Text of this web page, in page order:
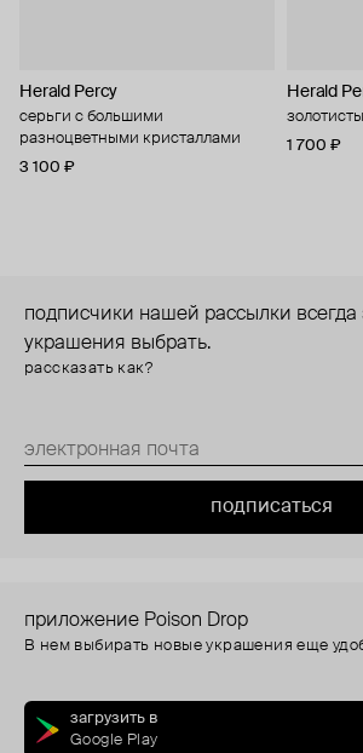
Herald Percy
серьги с большими
разноцветными кристаллами
3 100 ₽
Herald
1 700 ₽
подписчики нашей рассылки всегда
украшения выбрать.
рассказать как?
подписаться
приложение Poison Drop
В нем выбирать новые украшения еще
загрузить в
Google Play